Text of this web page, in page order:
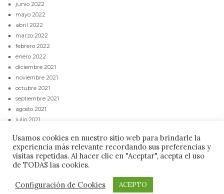
junio 2022
mayo 2022
abril 2022
marzo 2022
febrero 2022
enero 2022
diciembre 2021
noviembre 2021
octubre 2021
septiembre 2021
agosto 2021
julio 2021
mayo 2021
abril 2021
POLÍTICA DE PRIVACIDAD AVISO LEGAL
Usamos cookies en nuestro sitio web para brindarle la
experiencia más relevante recordando sus preferencias y
visitas repetidas. Al hacer clic en "Aceptar", acepta el uso
de TODAS las cookies.
Configuración de Cookies ACEPTO